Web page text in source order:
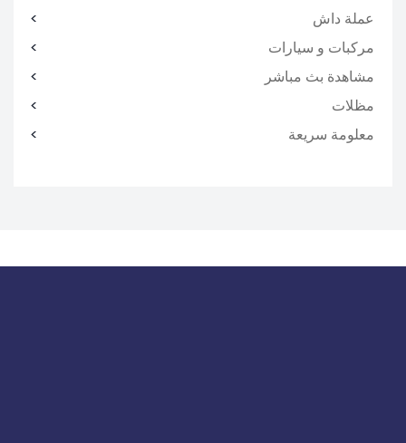
عملة داش
مركبات و سيارات
مشاهدة بث مباشر
مظلات
معلومة سريعة